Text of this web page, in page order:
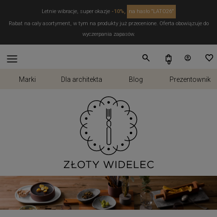
Letnie wibracje, super okazje -10%,
na hasło "LATO26"
Rabat na cały asortyment, w tym na produkty już przecenione. Oferta obowiązuje do
wyczerpania zapasów.
Marki Dla architekta Blog Prezentownik